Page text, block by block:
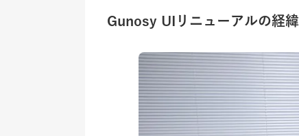
Gunosy UIリニューアルの経緯